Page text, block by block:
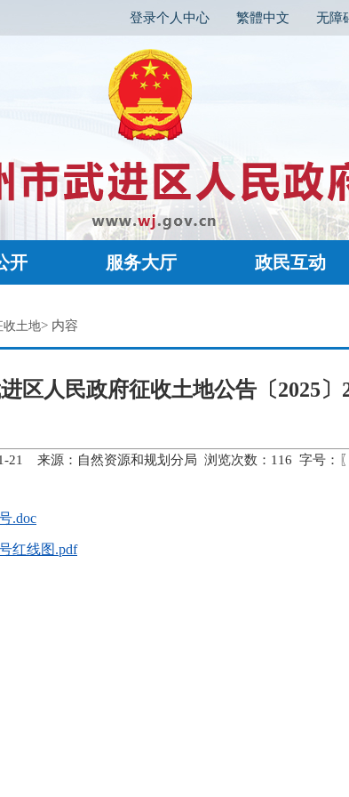
登录个人中心 繁體中文 无障
开 服务大厅 政民互动
收土地> 内容
区人民政府征收土地公告〔2025〕
21 来源：自然资源和规划分局 浏览次数： 116 字号：〖
.doc
红线图.pdf